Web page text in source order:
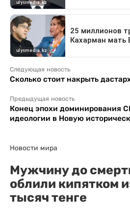
Следующая новость
Сколько стоит накрыть
Предыдущая новость
Конец эпохи доминирования
идеологии в Новую
Новости мира
Мужчину до
облили кипятком
тысяч тенге